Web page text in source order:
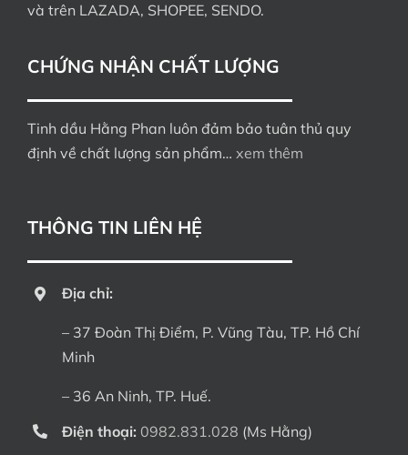
THÔNG TIN LIÊN HỆ
Địa chỉ:
– 37 Đoàn Thị Điểm, P. Vũng Tàu, TP. Hồ Chí
Minh
– 36 An Ninh, TP. Huế.
Điện thoại: 0982.831.028 (Ms Hằng)
và trên LAZADA, SHOPEE, SENDO.
CHỨNG NHẬN CHẤT LƯỢNG
Tinh dầu Hằng Phan luôn đảm bảo tuân thủ quy
định về chất lượng sản phẩm… xem thêm